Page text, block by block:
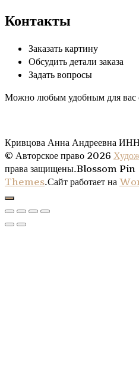
Контакты
Заказать картину
Обсудить детали заказа
Задать вопросы
Можно любым удобным для вас
Кривцова Анна Андреевна
© Авторское право 2026
права защищены.Blossom Pin |
Themes.Сайт работает на